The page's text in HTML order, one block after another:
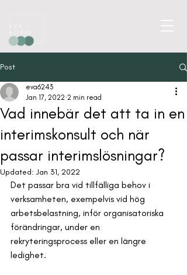
Post
Vad innebär det att ta in en
interimskonsult och när
passar interimslösningar?
eva6243
Jan 17, 2022 2 min read
Updated:Jan 31, 2022
Det passar bra vid tillfälliga behov i
verksamheten, exempelvis vid hög
arbetsbelastning, inför organisatoriska
förändringar, under en
rekryteringsprocess eller en längre
ledighet.